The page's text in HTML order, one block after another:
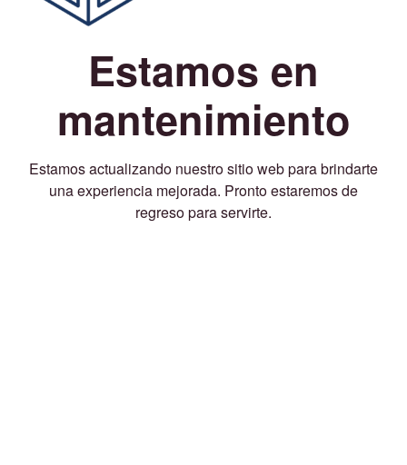
Estamos en
mantenimiento
Estamos actualizando nuestro sitio web para brindarte
una experiencia mejorada. Pronto estaremos de
regreso para servirte.